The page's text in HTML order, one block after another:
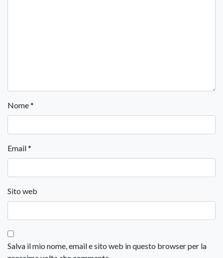
Nome*
Email*
Sito web
Salva il mio nome, email e sito web in questo browser per la